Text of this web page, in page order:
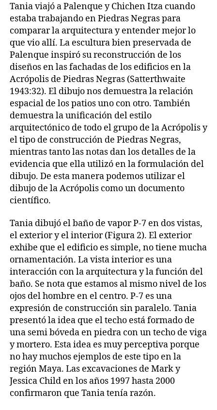
Tania viajó a Palenque y Chichen Itza cuando
estaba trabajando en Piedras Negras para
comparar la arquitectura y entender mejor lo
que vio allí. La escultura bien preservada de
Palenque inspiró su reconstrucción de los
diseños en las fachadas de los edificios en la
Acrópolis de Piedras Negras (Satterthwaite
1943:32). El dibujo nos demuestra la relación
espacial de los patios uno con otro. También
demuestra la unificación del estilo
arquitectónico de todo el grupo de la Acrópolis y
el tipo de construcción de Piedras Negras,
mientras tanto las notas dan los detalles de la
evidencia que ella utilizó en la formulación del
dibujo. De esta manera podemos utilizar el
dibujo de la Acrópolis como un documento
científico.
Tania dibujó el baño de vapor P-7 en dos vistas,
el exterior y el interior (Figura 2). El exterior
exhibe que el edificio es simple, no tiene mucha
ornamentación. La vista interior es una
interacción con la arquitectura y la función del
baño. Se nota que estamos al mismo nivel de los
ojos del hombre en el centro. P-7 es una
expresión de construcción sin paralelo. Tania
presentó la idea que el techo está formado de
una semi bóveda en piedra con un techo de viga
y mortero. Esta idea es muy perceptiva porque
no hay muchos ejemplos de este tipo en la
región Maya. Las excavaciones de Mark y
Jessica Child en los años 1997 hasta 2000
confirmaron que Tania tenía razón.